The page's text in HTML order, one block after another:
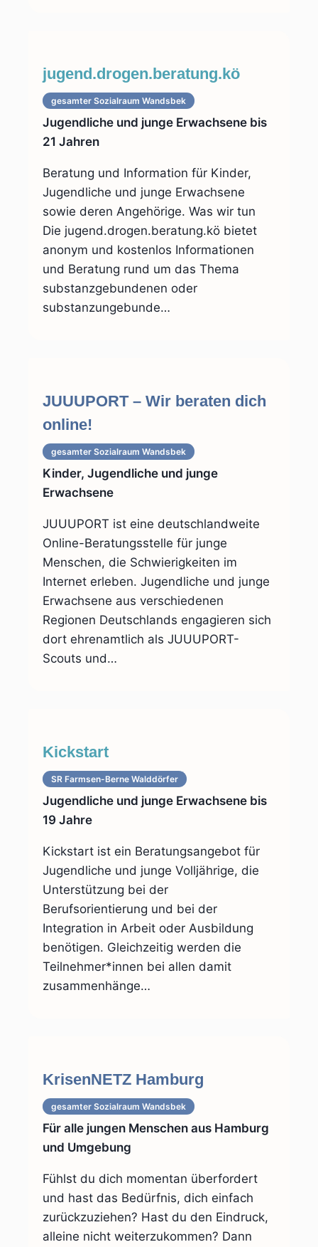
jugend.drogen.beratung.kö
gesamter Sozialraum Wandsbek
Jugendliche und junge Erwachsene bis
21 Jahren
Beratung und Information für Kinder,
Jugendliche und junge Erwachsene
sowie deren Angehörige. Was wir tun
Die jugend.drogen.beratung.kö bietet
anonym und kostenlos Informationen
und Beratung rund um das Thema
substanzgebundenen oder
substanzungebunde…
JUUUPORT – Wir beraten dich
online!
gesamter Sozialraum Wandsbek
Kinder, Jugendliche und junge
Erwachsene
JUUUPORT ist eine deutschlandweite
Online-Beratungsstelle für junge
Menschen, die Schwierigkeiten im
Internet erleben. Jugendliche und junge
Erwachsene aus verschiedenen
Regionen Deutschlands engagieren sich
dort ehrenamtlich als JUUUPORT-
Scouts und…
Kickstart
SR Farmsen-Berne Walddörfer
Jugendliche und junge Erwachsene bis
19 Jahre
Kickstart ist ein Beratungsangebot für
Jugendliche und junge Volljährige, die
Unterstützung bei der
Berufsorientierung und bei der
Integration in Arbeit oder Ausbildung
benötigen. Gleichzeitig werden die
Teilnehmer*innen bei allen damit
zusammenhänge…
KrisenNETZ Hamburg
gesamter Sozialraum Wandsbek
Für alle jungen Menschen aus Hamburg
und Umgebung
Fühlst du dich momentan überfordert
und hast das Bedürfnis, dich einfach
zurückzuziehen? Hast du den Eindruck,
alleine nicht weiterzukommen? Dann